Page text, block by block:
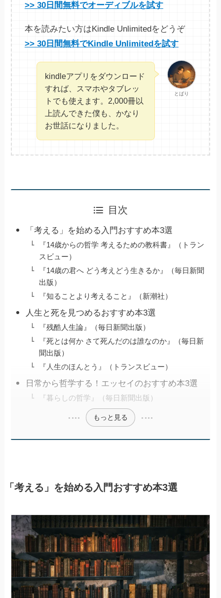
>> 30日間無料でオーディブルを試す
本を読みたい方はKindle Unlimitedをどうぞ
>> 30日間無料でKindle Unlimitedを試す
とばり
kindleアプリをダウンロード
すれば、スマホやタブレッ
トでも使えます。2,000冊以
上読んできた僕も、かなり
お世話になりました。
目次
「考える」を始める入門おすすめ本3選
『14歳からの哲学 考えるための教科書』（トラン
スビュー）
『14歳の君へ どう考えどう生きるか』（毎日新聞
出版）
『知ることより考えること』（新潮社）
人生と死を見つめるおすすめ本3選
『残酷人生論』（毎日新聞出版）
『死とは何か さて死んだのは誰なのか』（毎日新
聞出版）
『人生のほんとう』（トランスビュー）
日常から哲学する！エッセイのおすすめ本3選
『暮らしの哲学』（毎日新聞出版）
もっと見る
「考える」を始める入門おすすめ本3選